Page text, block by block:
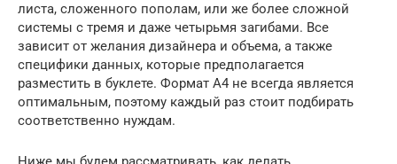
листа, сложенного пополам, или же более сложной
системы с тремя и даже четырьмя загибами. Все
зависит от желания дизайнера и объема, а также
специфики данных, которые предполагается
разместить в буклете. Формат А4 не всегда является
оптимальным, поэтому каждый раз стоит подбирать
соответственно нуждам.